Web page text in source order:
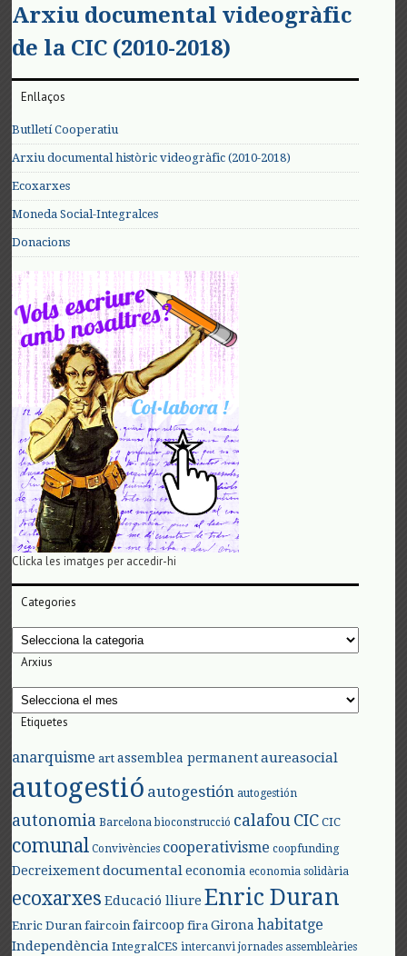
Arxiu documental videogràfic
de la CIC (2010-2018)
Enllaços
Butlletí Cooperatiu
Arxiu documental històric videogràfic (2010-2018)
Ecoxarxes
Moneda Social-Integralces
Donacions
Clicka les imatges per accedir-hi
Categories
Categories
Arxius
Arxius
Etiquetes
anarquisme art assemblea permanent aureasocial
autogestió autogestión autogestión
autonomia Barcelona bioconstrucció calafouCIC CIC
comunal Convivències cooperativisme coopfunding
Decreixement documental economia economia solidària
ecoxarxes Educació lliure Enric Duran
Enric Duran faircoin faircoop fira Girona habitatge
Independència IntegralCES intercanvi jornades assembleàries